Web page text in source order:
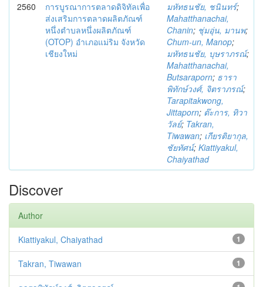
2560
การบูรณาการตลาดดิจิทัลเพื่อ
ส่งเสริมการตลาดผลิตภัณฑ์
หนึ่งตำบลหนึ่งผลิตภัณฑ์
(OTOP) อำเภอแม่ริม จังหวัด
เชียงใหม่
มหัทธนชัย, ชนินทร์;
Mahatthanachai,
Chanin; ชุ่มอุ่น, มานพ;
Chum-un, Manop;
มหัทธนชัย, บุษราภรณ์;
Mahatthanachai,
Butsaraporn; ธารา
พิทักษ์วงศ์, จิตราภรณ์;
Tarapitakwong,
Jittaporn; ต๊ะการ, ทิวา
วัลย์; Takran,
Tiwawan; เกียรติยากุล,
ชัยทัศน์; Kiattiyakul,
Chaiyathad
Discover
Author
1
Kiattiyakul, Chaiyathad
1
Takran, Tiwawan